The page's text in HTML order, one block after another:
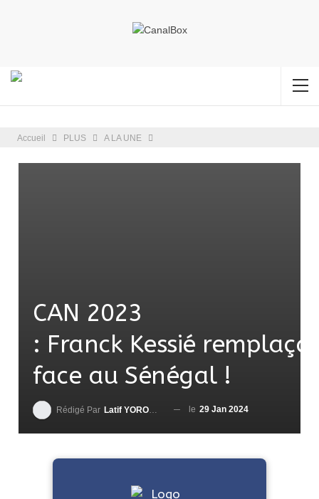
Accueil PLUS A LA UNE
CAN 2023
: Franck Kessié
face au Sénégal !
Rédigé Par Latif YOROUMA le 29 Jan 2024